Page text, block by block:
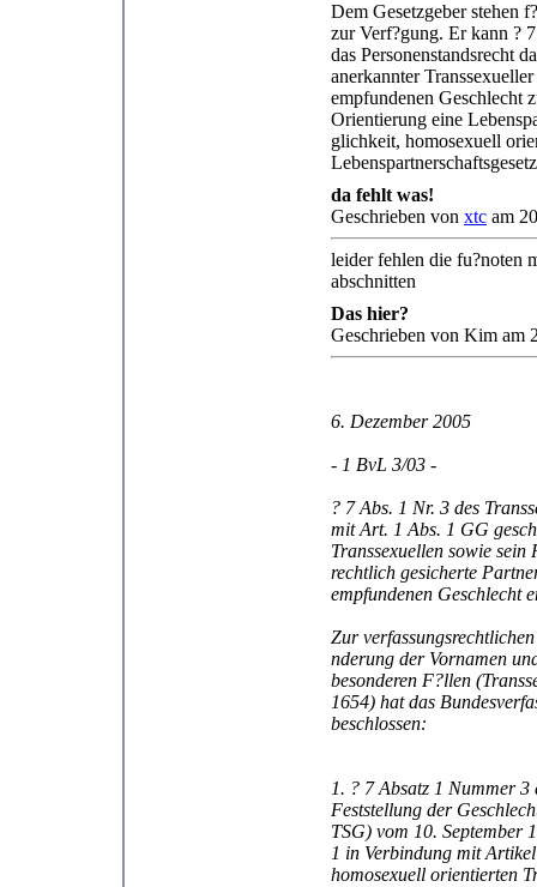
Dem Gesetzgeber stehen
zur Verf?gung. Er kann ?
das Personenstandsrecht
anerkannter
empfundenen Geschlecht
Orientierung eine
glichkeit, homosexuell
da fehlt was!
Geschrieben von xtc am
leider fehlen die fu?noten
abschnitten
Das hier?
Geschrieben von Kim am
6. Dezember 2005
- 1 BvL 3/03 -
? 7 Abs. 1 Nr. 3 des
mit Art. 1 Abs. 1 GG
Transsexuellen sowie sein
rechtlich gesicherte
empfundenen Geschlecht
Zur
nderung der Vornamen
besonderen F?llen
1654) hat das
beschlossen:
1. ? 7 Absatz 1 Nummer 3
Feststellung der
TSG) vom 10. September
1 in Verbindung mit
homosexuell orientierten